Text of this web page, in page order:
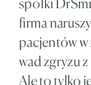
spółki
firma
pacjentów w
wad zgryzu
Ale to tylko